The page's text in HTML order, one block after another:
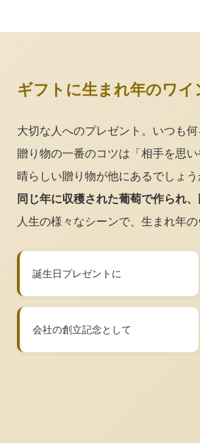
ギフトに生まれ年のワイ
大切な人へのプレゼント。いつも
贈り物の一番のコツは「相手を思い
晴らしい贈り物が他にあるでしょ
同じ年に収穫された葡萄で作られ
人生の様々なシーンで、生まれ年
誕生日プレゼントに
会社の創立記念として